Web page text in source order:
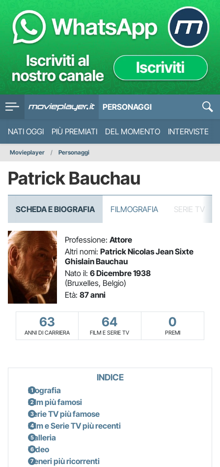
PERSONAGGI
NATI OGGI PIÙ PREMIATI DEL MOMENTO INTERVISTE
Movieplayer Personaggi
Patrick Bauchau
SCHEDA E BIOGRAFIA FILMOGRAFIA SERIE TV
Professione: Attore
Altri nomi: Patrick Nicolas Jean Sixte
Ghislain Bauchau
Nato il: 6 Dicembre 1938
(Bruxelles, Belgio)
Età: 87 anni
63
ANNI DI CARRIERA
64
FILM E SERIE TV
0
PREMI
INDICE
Biografia
Film più famosi
Serie TV più famose
Film e Serie TV più recenti
Galleria
Video
Generi più ricorrenti